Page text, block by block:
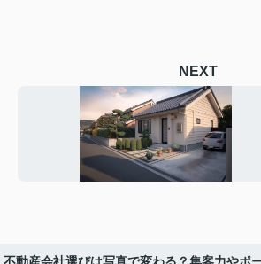
NEXT
不動産会社選びは写真で変わる？集客力やポ